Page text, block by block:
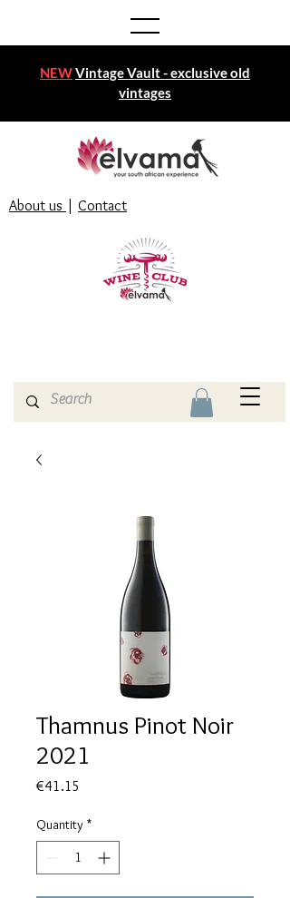
NEWVintage Vault - exclusive old
vintages
About us | Contact
Thamnus Pinot Noir
2021
€41.15
Quantity *